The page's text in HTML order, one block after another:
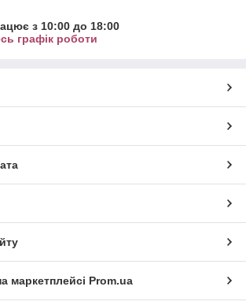
з 10:00 до 18:00
графік роботи
маркетплейсі Prom.ua